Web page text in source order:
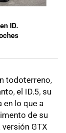
ID.
todoterreno,
el ID.5, su
en lo que a
de su
GTX